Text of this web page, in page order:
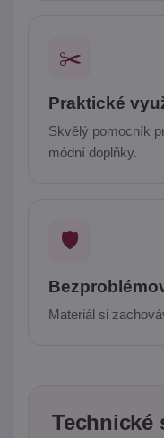
✂️
Praktické
Skvělý pomocník
módní doplňky.
🛡️
Materiál si
Technické